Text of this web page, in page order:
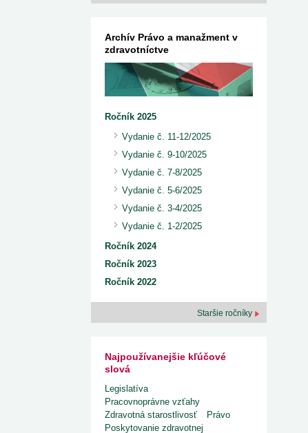
Archív Právo a manažment v
zdravotníctve
Ročník 2025
Vydanie č. 11-12/2025
Vydanie č. 9-10/2025
Vydanie č. 7-8/2025
Vydanie č. 5-6/2025
Vydanie č. 3-4/2025
Vydanie č. 1-2/2025
Ročník 2024
Ročník 2023
Ročník 2022
Staršie ročníky
Najpoužívanejšie kľúčové
slová
Legislatíva
Pracovnoprávne vzťahy
Zdravotná starostlivosť
Právo
Poskytovanie zdravotnej